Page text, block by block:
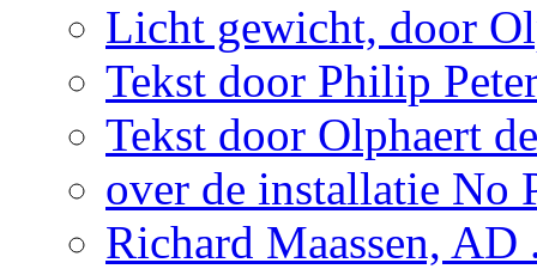
Licht gewicht, door
Tekst door Philip
Tekst door Olphaert
over de installatie No
Richard Maassen, AD